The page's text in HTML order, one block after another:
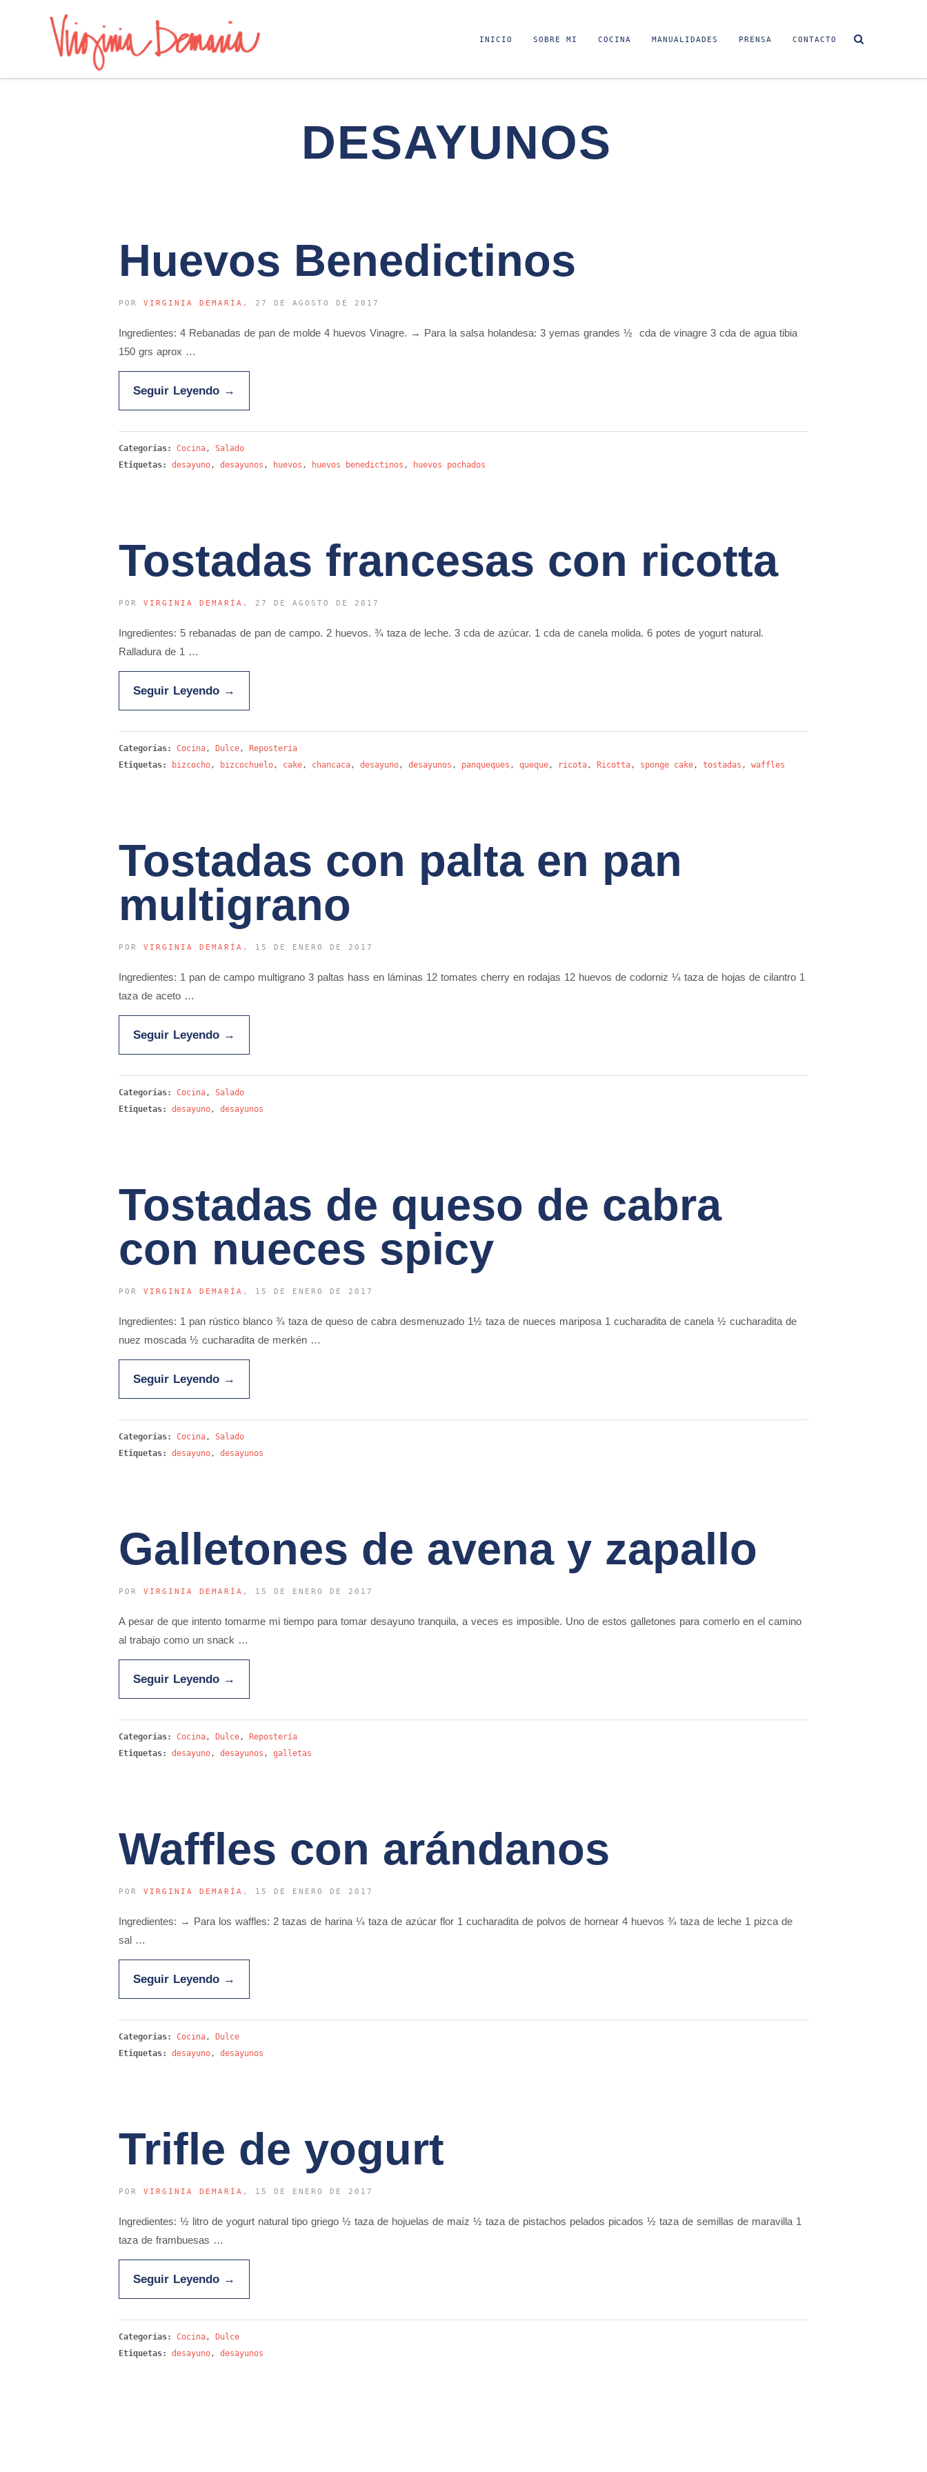
INICIO SOBRE MI COCINA MANUALIDADES PRENSA CONTACTO
DESAYUNOS
Huevos Benedictinos
POR VIRGINIA DEMARÍA , 27 DE AGOSTO DE 2017
Ingredientes: 4 Rebanadas de pan de molde 4 huevos Vinagre. → Para la salsa holandesa: 3 yemas grandes ½ cda de vinagre 3 cda de agua tibia
150 grs aprox …
Seguir Leyendo →
Categorías: Cocina, Salado
Etiquetas:
desayuno, desayunos , huevos , huevos benedictinos , huevos pochados
Tostadas francesas con ricotta
POR VIRGINIA DEMARÍA , 27 DE AGOSTO DE 2017
Ingredientes: 5 rebanadas de pan de campo. 2 huevos. ¾ taza de leche. 3 cda de azúcar. 1 cda de canela molida. 6 potes de yogurt natural.
Ralladura de 1 …
Seguir Leyendo →
Categorías: Cocina, Dulce,
Repostería
Etiquetas:
bizcocho, bizcochuelo, cake, chancaca, desayuno, desayunos , panqueques , queque, ricota, Ricotta, sponge cake, tostadas , waffles
Tostadas con palta en pan
multigrano
POR VIRGINIA DEMARÍA , 15 DE ENERO DE 2017
Ingredientes: 1 pan de campo multigrano 3 paltas hass en láminas 12 tomates cherry en rodajas 12 huevos de codorniz ¼ taza de hojas de cilantro 1
taza de aceto …
Seguir Leyendo →
Categorías: Cocina, Salado
Etiquetas:
desayuno, desayunos
Tostadas de queso de cabra
con nueces spicy
POR VIRGINIA DEMARÍA , 15 DE ENERO DE 2017
Ingredientes: 1 pan rústico blanco ¾ taza de queso de cabra desmenuzado 1½ taza de nueces mariposa 1 cucharadita de canela ½ cucharadita de
nuez moscada ½ cucharadita de merkén …
Seguir Leyendo →
Categorías: Cocina, Salado
Etiquetas:
desayuno, desayunos
Galletones de avena y zapallo
POR VIRGINIA DEMARÍA , 15 DE ENERO DE 2017
A pesar de que intento tomarme mi tiempo para tomar desayuno tranquila, a veces es imposible. Uno de estos galletones para comerlo en el camino
al trabajo como un snack …
Seguir Leyendo →
Categorías: Cocina, Dulce,
Repostería
Etiquetas:
desayuno, desayunos , galletas
Waffles con arándanos
POR VIRGINIA DEMARÍA , 15 DE ENERO DE 2017
Ingredientes: → Para los waffles: 2 tazas de harina ¼ taza de azúcar flor 1 cucharadita de polvos de hornear 4 huevos ¾ taza de leche 1 pizca de
sal …
Seguir Leyendo →
Categorías: Cocina,
Dulce
Etiquetas:
desayuno, desayunos
Trifle de yogurt
POR VIRGINIA DEMARÍA , 15 DE ENERO DE 2017
Ingredientes: ½ litro de yogurt natural tipo griego ½ taza de hojuelas de maíz ½ taza de pistachos pelados picados ½ taza de semillas de maravilla 1
taza de frambuesas …
Seguir Leyendo →
Categorías: Cocina,
Dulce
Etiquetas:
desayuno, desayunos